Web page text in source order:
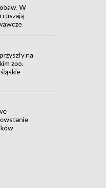
W
ruszają
na
zoo.